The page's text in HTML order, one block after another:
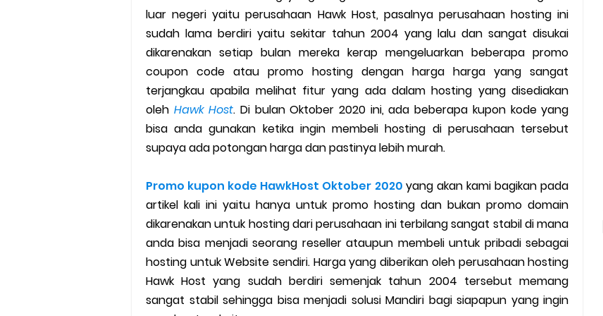
Cara Mudah Melihat Nomor Shopeepay Sendiri dan Orang Lain
7 Cara Mudah Top Up Grab untuk Driver
5 Versi Map Paling Gacor Untuk Ojek Online
Penyebab dan Cara Memulihkan Akun Gojek Dibekukan
Cara Menggunakan Paket Telkomsel Mitra Gojek
5 Cara Top Up InDriver dengan Mudah
5 Biaya Potongan Shopee Food yang Perlu Kamu Ketahui
10 Cara Jitu Autobid Untuk Lala Motor dan Mobil 2023
luar negeri yaitu perusahaan Hawk Host, pasalnya perusahaan hosting ini
sudah lama berdiri yaitu sekitar tahun 2004 yang lalu dan sangat disukai
dikarenakan setiap bulan mereka kerap mengeluarkan beberapa promo
coupon code atau promo hosting dengan harga harga yang sangat
terjangkau apabila melihat fitur yang ada dalam hosting yang disediakan
oleh Hawk Host. Di bulan Oktober 2020 ini, ada beberapa kupon kode yang
bisa anda gunakan ketika ingin membeli hosting di perusahaan tersebut
supaya ada potongan harga dan pastinya lebih murah.
Promo kupon kode HawkHost Oktober 2020 yang akan kami bagikan pada
artikel kali ini yaitu hanya untuk promo hosting dan bukan promo domain
dikarenakan untuk hosting dari perusahaan ini terbilang sangat stabil di mana
anda bisa menjadi seorang reseller ataupun membeli untuk pribadi sebagai
hosting untuk Website sendiri. Harga yang diberikan oleh perusahaan hosting
Hawk Host yang sudah berdiri semenjak tahun 2004 tersebut memang
sangat stabil sehingga bisa menjadi solusi Mandiri bagi siapapun yang ingin